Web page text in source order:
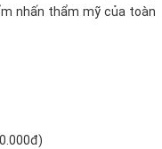
nhấn thẩm mỹ của toàn